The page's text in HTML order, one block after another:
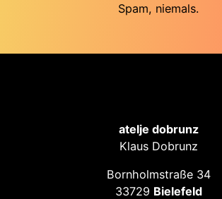
Spam, niemals.
atelje dobrunz
Klaus Dobrunz
Bornholmstraße 34
33729 Bielefeld